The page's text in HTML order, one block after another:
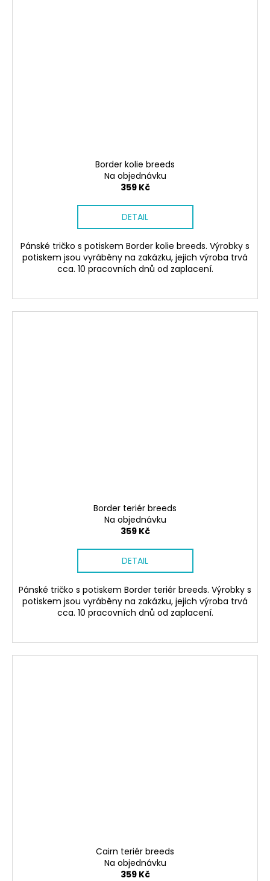
Border kolie breeds
Na objednávku
359 Kč
DETAIL
Pánské tričko s potiskem Border kolie breeds. Výrobky s
potiskem jsou vyráběny na zakázku, jejich výroba trvá
cca. 10 pracovních dnů od zaplacení.
Border teriér breeds
Na objednávku
359 Kč
DETAIL
Pánské tričko s potiskem Border teriér breeds. Výrobky s
potiskem jsou vyráběny na zakázku, jejich výroba trvá
cca. 10 pracovních dnů od zaplacení.
Cairn teriér breeds
Na objednávku
359 Kč